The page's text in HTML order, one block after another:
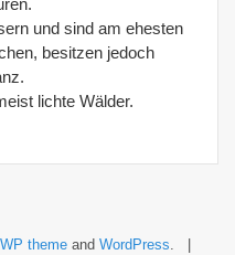
und sind am ehesten
besitzen jedoch
lichte Wälder.
themeand WordPress